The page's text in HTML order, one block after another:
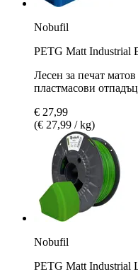
Nobufil
PETG Matt Industrial
Лесен за печат
пластмасови
€ 27,99
(€ 27,99 / kg)
Nobufil
PETG Matt Industrial